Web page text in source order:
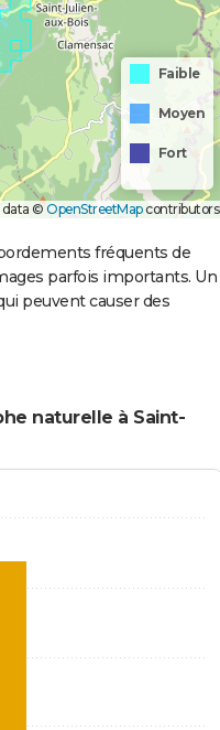
Faible
Moyen
Fort
data © OpenStreetMapcontributors
fréquents de
parfois importants. Un
peuvent causer des
naturelle à Saint-